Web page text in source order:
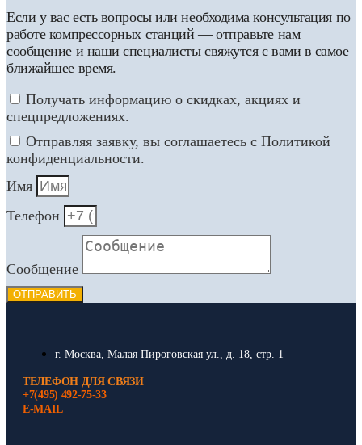
Если у вас есть вопросы или необходима консультация по
работе компрессорных станций — отправьте нам
сообщение и наши специалисты свяжутся с вами в самое
ближайшее время.
Получать информацию о скидках, акциях и
спецпредложениях.
Отправляя заявку, вы соглашаетесь с Политикой
конфиденциальности.
Имя
Телефон
Сообщение
ОТПРАВИТЬ
г. Москва, Малая Пироговская ул., д. 18, стр. 1
ТЕЛЕФОН ДЛЯ СВЯЗИ
+7(495) 492-75-33
E-MAIL